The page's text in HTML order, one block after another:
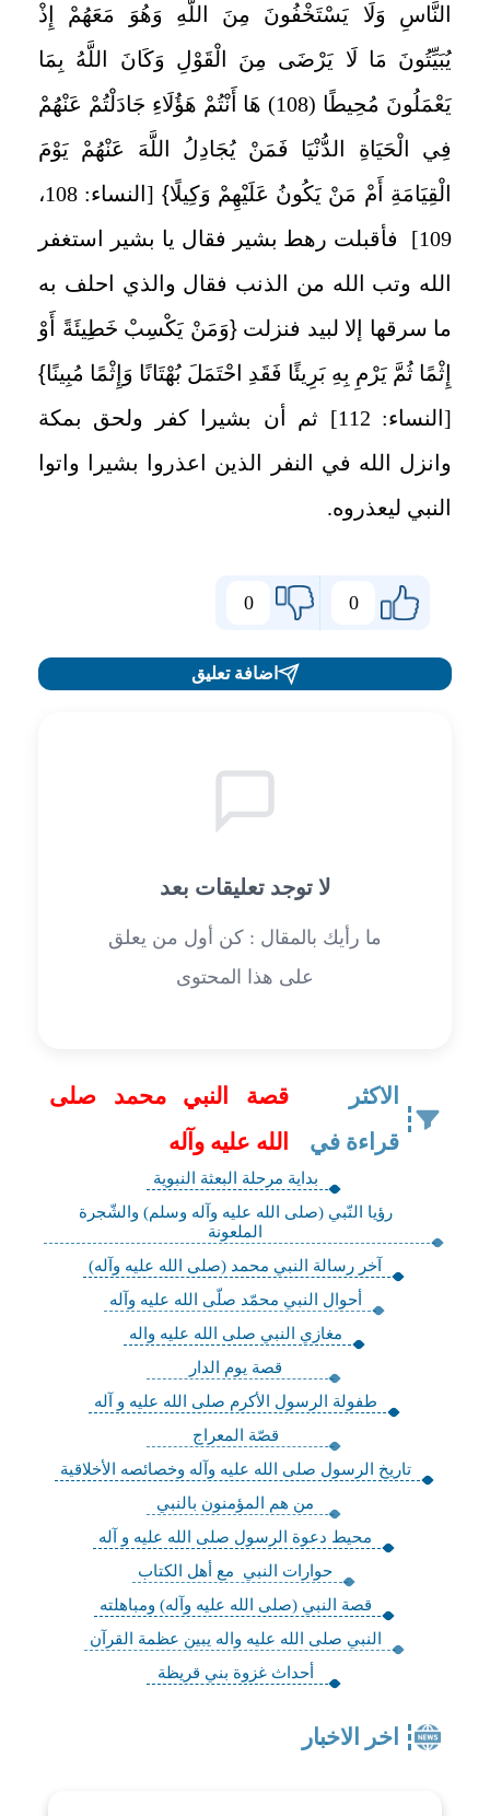
النَّاسِ وَلَا يَسْتَخْفُونَ مِنَ اللَّهِ وَهُوَ مَعَهُمْ إِذْ
يُبَيِّتُونَ مَا لَا يَرْضَى مِنَ الْقَوْلِ وَكَانَ اللَّهُ بِمَا
يَعْمَلُونَ مُحِيطًا (108) هَا أَنْتُمْ هَؤُلَاءِ جَادَلْتُمْ عَنْهُمْ
فِي الْحَيَاةِ الدُّنْيَا فَمَنْ يُجَادِلُ اللَّهَ عَنْهُمْ يَوْمَ
الْقِيَامَةِ أَمْ مَنْ يَكُونُ عَلَيْهِمْ وَكِيلًا}
[النساء: 108،
109] فأقبلت رهط بشير فقال يا بشير استغفر
الله وتب الله من الذنب فقال والذي احلف به
ما سرقها إلا لبيد فنزلت{وَمَنْ يَكْسِبْ خَطِيئَةً أَوْ
إِثْمًا ثُمَّ يَرْمِ بِهِ بَرِيئًا فَقَدِ احْتَمَلَ بُهْتَانًا وَإِثْمًا مُبِينًا}
[النساء: 112] ثم أن بشيرا كفر ولحق بمكة
وانزل الله في النفر الذين اعذروا بشيرا واتوا
النبي ليعذروه.
0
0
اضافة تعليق
لا توجد تعليقات بعد
ما رأيك بالمقال : كن أول من يعلق
على هذا المحتوى
الاكثر
قراءة في
قصة النبي محمد صلى
الله عليه وآله
بداية مرحلة البعثة النبوية
رؤيا النّبي (صلى الله عليه وآله وسلم) والشّجرة
الملعونة
آخر رسالة النبي محمد (صلى الله عليه وآله)
أحوال النبي محمّد صلّى الله عليه وآله
مغازي النبي صلى الله عليه واله
قصة يوم الدار
طفولة الرسول الأكرم صلى الله عليه و آله
قصّة المعراج
تاريخ الرسول صلى الله عليه وآله وخصائصه الأخلاقية
من هم المؤمنون بالنبي
محيط دعوة الرسول صلى الله عليه و آله
حوارات النبي مع أهل الكتاب
قصة النبي (صلى الله عليه وآله) ومباهلته
النبي صلى الله عليه واله يبين عظمة القرآن
أحداث غزوة بني قريظة
اخر الاخبار